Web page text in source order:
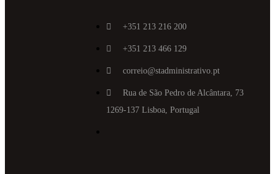
+351 213 216 200
+351 213 466 129
correio@stadministrativo.pt
Rua de São Pedro de Alcântara, 73
1269-137 Lisboa, Portugal